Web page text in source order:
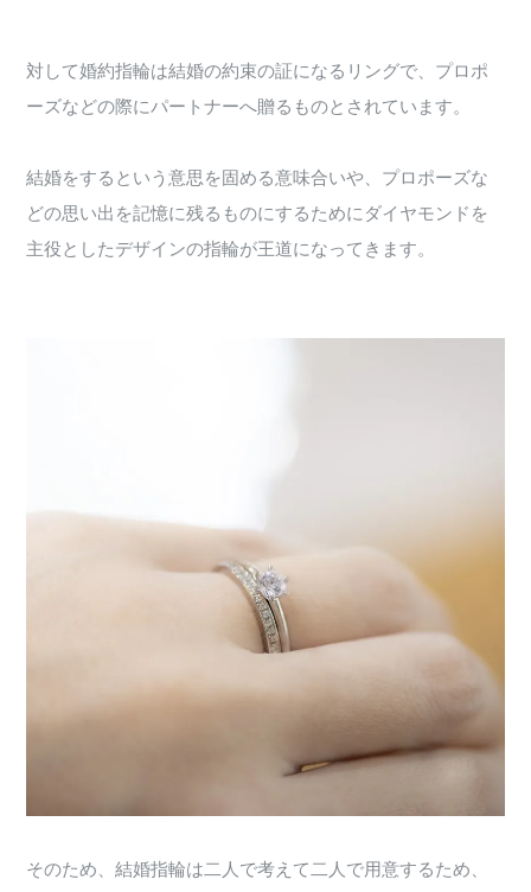
対して婚約指輪は結婚の約束の証になるリングで、プロポ
ーズなどの際にパートナーへ贈るものとされています。
結婚をするという意思を固める意味合いや、プロポーズな
どの思い出を記憶に残るものにするためにダイヤモンドを
主役としたデザインの指輪が王道になってきます。
そのため、結婚指輪は二人で考えて二人で用意するため、